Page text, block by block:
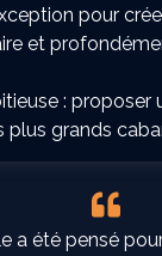
pour
et
: proposer
plus grands
a été pensé